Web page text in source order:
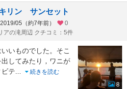
リン サンセット
05（約7年前）
0
アの滝周辺 クチコミ：5件
いものでした。そこ
してみたり，ワニが
テ
続きを読む
8